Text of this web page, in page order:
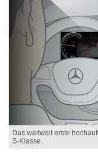
Das weltweit erste
S-Klasse.